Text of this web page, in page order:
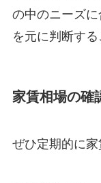
の中のニーズ
を元に判断する
家賃相場の確
ぜひ定期的に家